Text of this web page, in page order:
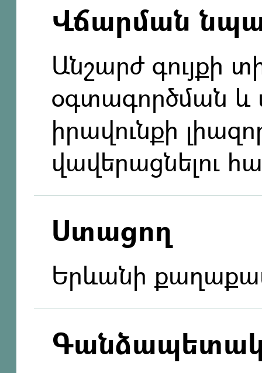
Վճարման
Անշարժ գույքի
օգտագործման և
իրավունքի
վավերացնելու
Ստացող
Երևանի